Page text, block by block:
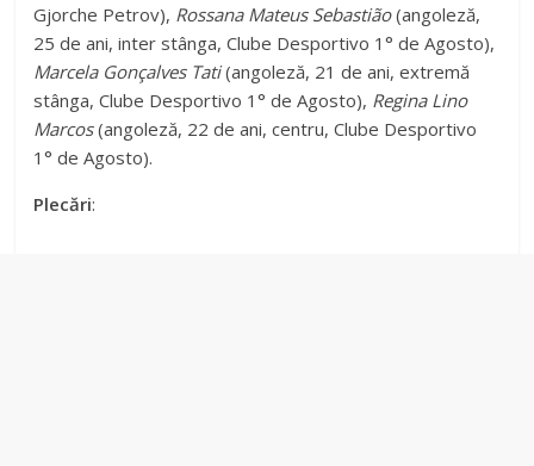
Gjorche Petrov), Rossana Mateus Sebastião(angoleză,
25 de ani, inter stânga, Clube Desportivo 1° de Agosto),
Marcela Gonçalves Tati(angoleză, 21 de ani, extremă
stânga, Clube Desportivo 1° de Agosto), Regina Lino
Marcos(angoleză, 22 de ani, centru, Clube Desportivo
1° de Agosto).
Plecări: